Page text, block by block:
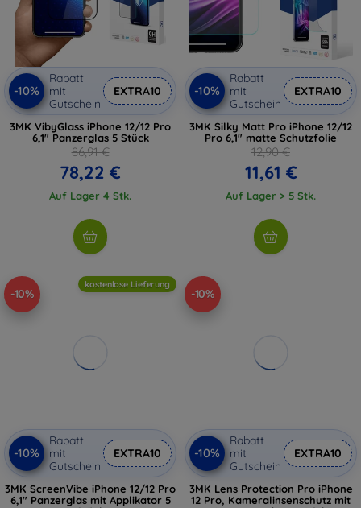
-10%
Rabatt
mit
Gutschein
EXTRA10
3MK VibyGlass iPhone 12/12 Pro
6,1" Panzerglas 5 Stück
86,91 €
78,22 €
Auf Lager 4 Stk.
-10%
Rabatt
mit
Gutschein
EXTRA10
3MK Silky Matt Pro iPhone 12/12
Pro 6,1" matte Schutzfolie
12,90 €
11,61 €
Auf Lager > 5 Stk.
-10%
kostenlose Lieferung
-10%
Rabatt
mit
Gutschein
EXTRA10
3MK ScreenVibe iPhone 12/12 Pro
6,1" Panzerglas mit Applikator 5
-10%
-10%
Rabatt
mit
Gutschein
EXTRA10
3MK Lens Protection Pro iPhone
12 Pro, Kameralinsenschutz mit